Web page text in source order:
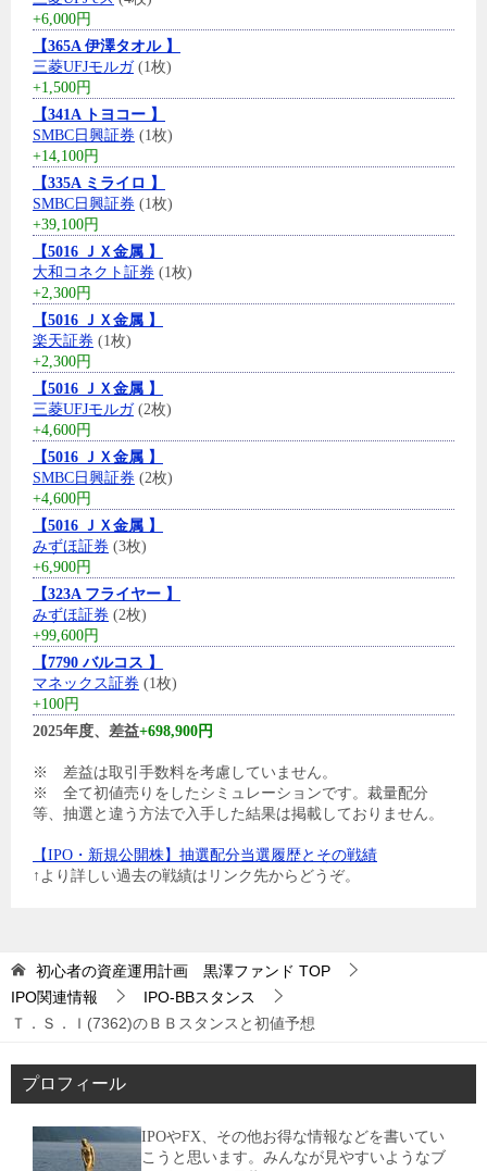
+6,000円
【365A 伊澤タオル 】
三菱UFJモルガ(1枚)
+1,500円
【341A トヨコー 】
SMBC日興証券 (1枚)
+14,100円
【335A ミライロ 】
SMBC日興証券 (1枚)
+39,100円
【5016 ＪＸ金属 】
大和コネクト証券 (1枚)
+2,300円
【5016 ＪＸ金属 】
楽天証券 (1枚)
+2,300円
【5016 ＪＸ金属 】
三菱UFJモルガ(2枚)
+4,600円
【5016 ＪＸ金属 】
SMBC日興証券 (2枚)
+4,600円
【5016 ＪＸ金属 】
みずほ証券 (3枚)
+6,900円
【323A フライヤー 】
みずほ証券 (2枚)
+99,600円
【7790 バルコス 】
マネックス証券 (1枚)
+100円
2025年度、差益+698,900円
※ 差益は取引手数料を考慮していません。
※ 全て初値売りをしたシミュレーションです。裁量配分
等、抽選と違う方法で入手した結果は掲載しておりません。
【IPO・新規公開株】抽選配分当選履歴とその戦績
↑より詳しい過去の戦績はリンク先からどうぞ。
初心者の資産運用計画 黒澤ファンド TOP
IPO関連情報
IPO-BBスタンス
Ｔ．Ｓ．Ｉ(7362)のＢＢスタンスと初値予想
プロフィール
IPOやFX、その他お得な情報などを書いてい
こうと思います。みんなが見やすいようなブ